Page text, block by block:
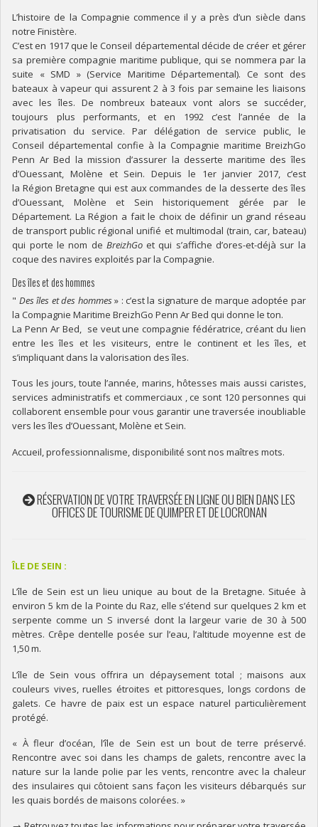
L’histoire de la Compagnie commence il y a près d’un siècle dans
notre Finistère.
C’est en 1917 que le Conseil départemental décide de créer et gérer
sa première compagnie maritime publique, qui se nommera par la
suite « SMD » (Service Maritime Départemental). Ce sont des
bateaux à vapeur qui assurent 2 à 3 fois par semaine les liaisons
avec les îles. De nombreux bateaux vont alors se succéder,
toujours plus performants, et en 1992 c’est l’année de la
privatisation du service. Par délégation de service public, le
Conseil départemental confie à la Compagnie maritime BreizhGo
Penn Ar Bed la mission d’assurer la desserte maritime des îles
d’Ouessant, Molène et Sein. Depuis le 1er janvier 2017, c’est
la Région Bretagne qui est aux commandes de la desserte des îles
d’Ouessant, Molène et Sein historiquement gérée par le
Département. La Région a fait le choix de définir un grand réseau
de transport public régional unifié et multimodal (train, car, bateau)
qui porte le nom de BreizhGoet qui s’affiche d’ores-et-déjà sur la
coque des navires exploités par la Compagnie.
Des îles et des hommes
" Des îles et des hommes» : c’est la signature de marque adoptée par
la Compagnie Maritime BreizhGo Penn Ar Bed qui donne le ton.
La Penn Ar Bed, se veut une compagnie fédératrice, créant du lien
entre les îles et les visiteurs, entre le continent et les îles, et
s’impliquant dans la valorisation des îles.
Tous les jours, toute l’année, marins, hôtesses mais aussi caristes,
services administratifs et commerciaux , ce sont 120 personnes qui
collaborent ensemble pour vous garantir une traversée inoubliable
vers les îles d’Ouessant, Molène et Sein.
Accueil, professionnalisme, disponibilité sont nos maîtres mots.
RÉSERVATION DE VOTRE TRAVERSÉE EN LIGNE OU BIEN DANS LES
OFFICES DE TOURISME DE QUIMPER ET DE LOCRONAN
ÎLE DE SEIN :
L’île de Sein est un lieu unique au bout de la Bretagne. Située à
environ 5 km de la Pointe du Raz, elle s’étend sur quelques 2 km et
serpente comme un S inversé dont la largeur varie de 30 à 500
mètres. Crêpe dentelle posée sur l’eau, l’altitude moyenne est de
1,50 m.
L’île de Sein vous offrira un dépaysement total ; maisons aux
couleurs vives, ruelles étroites et pittoresques, longs cordons de
galets. Ce havre de paix est un espace naturel particulièrement
protégé.
« À fleur d’océan, l’île de Sein est un bout de terre préservé.
Rencontre avec soi dans les champs de galets, rencontre avec la
nature sur la lande polie par les vents, rencontre avec la chaleur
des insulaires qui côtoient sans façon les visiteurs débarqués sur
les quais bordés de maisons colorées. »